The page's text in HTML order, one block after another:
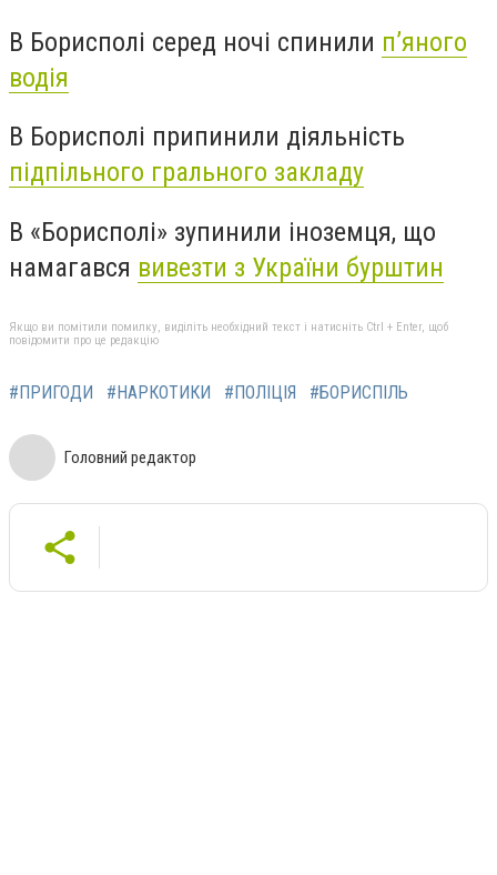
В Борисполі серед ночі спинили п’яного
водія
В Борисполі припинили діяльність
підпільного грального закладу
В «Борисполі» зупинили іноземця, що
намагався вивезти з України бурштин
Якщо ви помітили помилку, виділіть необхідний текст і натисніть Ctrl + Enter, щоб
повідомити про це редакцію
#ПРИГОДИ #НАРКОТИКИ #ПОЛІЦІЯ #БОРИСПІЛЬ
Головний редактор